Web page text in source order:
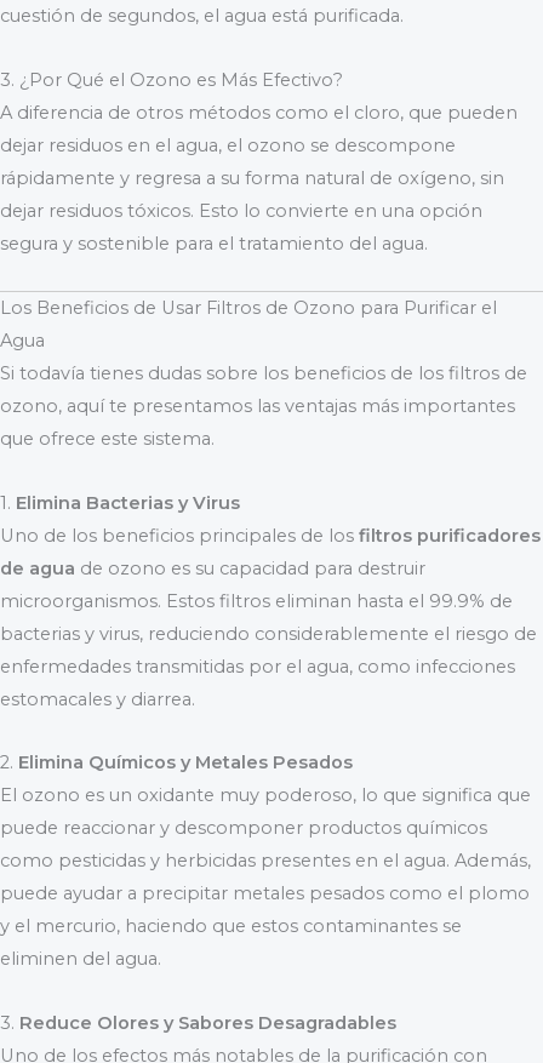
cuestión de segundos, el agua está purificada.
3. ¿Por Qué el Ozono es Más Efectivo?
A diferencia de otros métodos como el cloro, que pueden
dejar residuos en el agua, el ozono se descompone
rápidamente y regresa a su forma natural de oxígeno, sin
dejar residuos tóxicos. Esto lo convierte en una opción
segura y sostenible para el tratamiento del agua.
Los Beneficios de Usar Filtros de Ozono para Purificar el
Agua
Si todavía tienes dudas sobre los beneficios de los filtros de
ozono, aquí te presentamos las ventajas más importantes
que ofrece este sistema.
1. Elimina Bacterias y Virus
Uno de los beneficios principales de los filtros purificadores
de agua de ozono es su capacidad para destruir
microorganismos. Estos filtros eliminan hasta el 99.9% de
bacterias y virus, reduciendo considerablemente el riesgo de
enfermedades transmitidas por el agua, como infecciones
estomacales y diarrea.
2. Elimina Químicos y Metales Pesados
El ozono es un oxidante muy poderoso, lo que significa que
puede reaccionar y descomponer productos químicos
como pesticidas y herbicidas presentes en el agua. Además,
puede ayudar a precipitar metales pesados como el plomo
y el mercurio, haciendo que estos contaminantes se
eliminen del agua.
3. Reduce Olores y Sabores Desagradables
Uno de los efectos más notables de la purificación con